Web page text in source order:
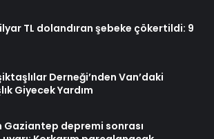
TL dolandıran şebeke çökertildi: 9
Derneği’nden Van’daki
Giyecek Yardım
Gaziantep depremi sonrası